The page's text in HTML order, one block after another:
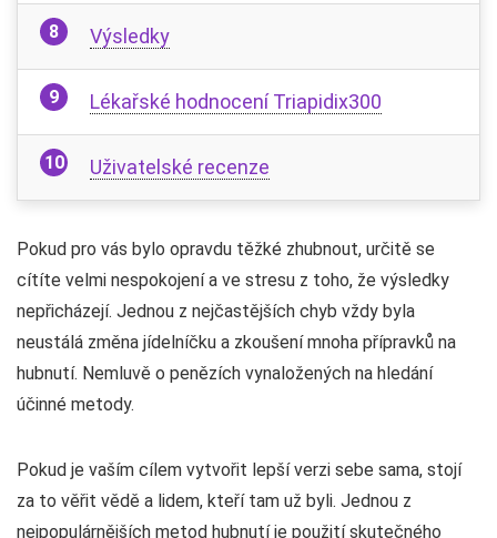
Výsledky
Lékařské hodnocení Triapidix300
Uživatelské recenze
Pokud pro vás bylo opravdu těžké zhubnout, určitě se
cítíte velmi nespokojení a ve stresu z toho, že výsledky
nepřicházejí. Jednou z nejčastějších chyb vždy byla
neustálá změna jídelníčku a zkoušení mnoha přípravků na
hubnutí. Nemluvě o penězích vynaložených na hledání
účinné metody.
Pokud je vaším cílem vytvořit lepší verzi sebe sama, stojí
za to věřit vědě a lidem, kteří tam už byli. Jednou z
nejpopulárnějších metod hubnutí je použití skutečného